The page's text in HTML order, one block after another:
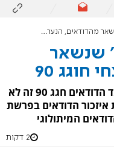
הנער הנצחי חוגג 90
שנשאר
90
ישראל גוריון, ה"דוד" המתולתל מצמד הדודאים חגג 90 זה לא
איזכור הדודאים בפרשת
המיתולוגי
2 דקות